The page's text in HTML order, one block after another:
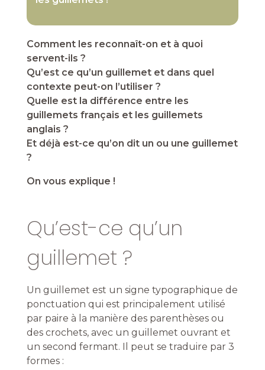
Comment les reconnaît-on et à quoi
servent-ils ?
Qu’est ce qu’un guillemet et dans quel
contexte peut-on l’utiliser ?
Quelle est la différence entre les
guillemets français et les guillemets
anglais ?
Et déjà est-ce qu’on dit un ou une guillemet
?
On vous explique !
Qu’est-ce qu’un
guillemet ?
Un guillemet est un signe typographique de
ponctuation qui est principalement utilisé
par paire à la manière des parenthèses ou
des crochets, avec un guillemet ouvrant et
un second fermant. Il peut se traduire par 3
formes :